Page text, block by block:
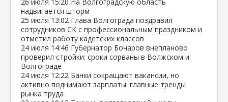
надвигается шторм
25 июля 13:02 Глава Волгограда поздравил
сотрудников СК с профессиональным праздником и
отметил работу кадетских классов
24 июля 14:46 Губернатор Бочаров внепланово
проверил стройки: сроки сорваны в Волжском и
Волгограде
24 июля 12:22 Банки сокращают вакансии, но
активно поднимают зарплаты: главные тренды
рынка труда